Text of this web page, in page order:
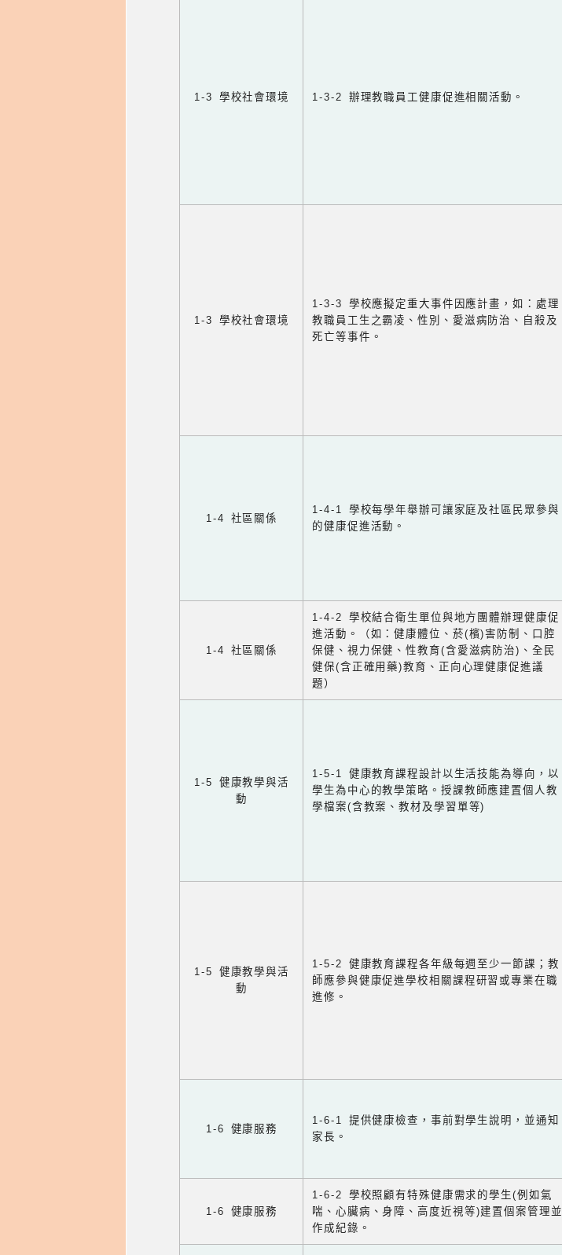
1-3 學校社會環境 1-3-2 辦理教職員工健康促進相關活動。
1-3 學校社會環境
1-3-3 學校應擬定重大事件因應計畫，如：處理
教職員工生之霸凌、性別、愛滋病防治、自殺及
死亡等事件。
1-4 社區關係
1-4-1 學校每學年舉辦可讓家庭及社區民眾參與
的健康促進活動。
1-4 社區關係
1-4-2 學校結合衛生單位與地方團體辦理健康促
進活動。（如：健康體位、菸(檳)害防制、口腔
保健、視力保健、性教育(含愛滋病防治)、全民
健保(含正確用藥)教育、正向心理健康促進議
題）
1-5 健康教學與活
動
1-5-1 健康教育課程設計以生活技能為導向，以
學生為中心的教學策略。授課教師應建置個人教
學檔案(含教案、教材及學習單等)
1-5 健康教學與活
動
1-5-2 健康教育課程各年級每週至少一節課；教
師應參與健康促進學校相關課程研習或專業在職
進修。
1-6 健康服務
1-6-1 提供健康檢查，事前對學生說明，並通知
家長。
1-6 健康服務
1-6-2 學校照顧有特殊健康需求的學生(例如氣
喘、心臟病、身障、高度近視等)建置個案管理並
作成紀錄。